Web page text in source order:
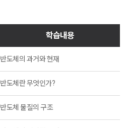
학습내용
반도체의 과거와 현재
반도체란 무엇인가?
반도체 물질의 구조